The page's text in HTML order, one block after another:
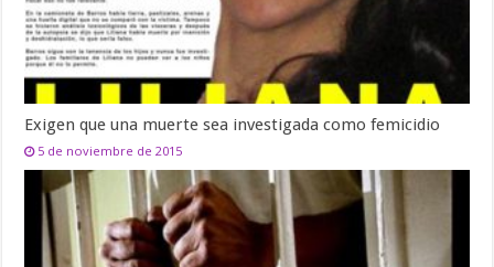
Exigen que una muerte sea investigada como femicidio
5 de noviembre de 2015